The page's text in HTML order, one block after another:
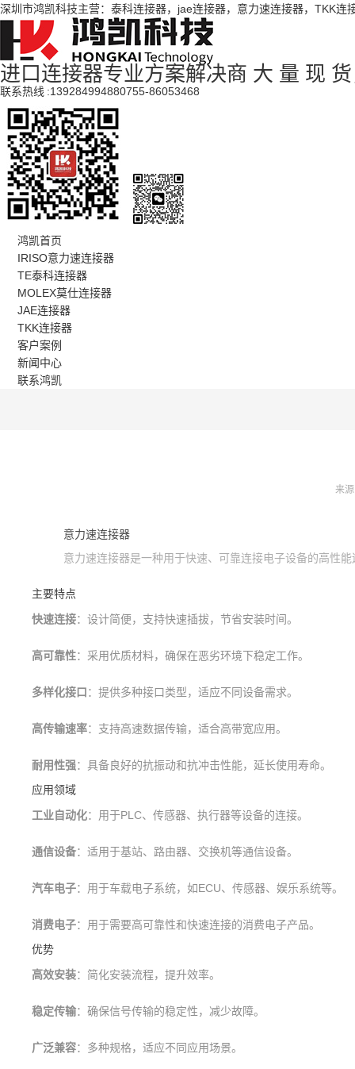
深圳市鸿凯科技主营：泰科连接器，jae连接器，意力速连接器，TKK连
进口连接器专业方案解决商 大 量 现
联系热线 :139284994880755-86053468
鸿凯首页
IRISO意力速连接器
TE泰科连接器
MOLEX莫仕连接器
JAE连接器
TKK连接器
客户案例
新闻中心
联系鸿凯
来
意力速连接器
意力速连接器是一种用于快速、可靠连接电子设备的高性
主要特点
快速连接：设计简便，支持快速插拔，节省安装时间。
高可靠性：采用优质材料，确保在恶劣环境下稳定工作。
多样化接口：提供多种接口类型，适应不同设备需求。
高传输速率：支持高速数据传输，适合高带宽应用。
耐用性强：具备良好的抗振动和抗冲击性能，延长使用寿命。
应用领域
工业自动化：用于PLC、传感器、执行器等设备的连接。
通信设备：适用于基站、路由器、交换机等通信设备。
汽车电子：用于车载电子系统，如ECU、传感器、娱乐系统等。
消费电子：用于需要高可靠性和快速连接的消费电子产品。
优势
高效安装：简化安装流程，提升效率。
稳定传输：确保信号传输的稳定性，减少故障。
广泛兼容：多种规格，适应不同应用场景。